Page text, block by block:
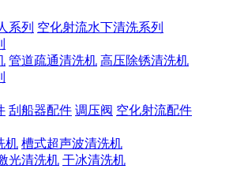
系列 空化射流水下清洗系列
管道疏通清洗机 高压除锈清洗机
刮船器配件 调压阀 空化射流配件
机 槽式超声波清洗机
光清洗机 干冰清洗机